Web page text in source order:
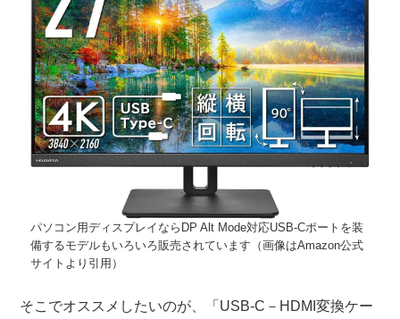
パソコン用ディスプレイならDP Alt Mode対応USB-Cポートを装
備するモデルもいろいろ販売されています（画像はAmazon公式
サイトより引用）
そこでオススメしたいのが、「USB-C－HDMI変換ケー